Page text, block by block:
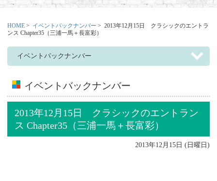
i
o
HOME > イベントバックナンバー > 2013年12月15日 クラシックのエントラ
ンス Chapter35（三浦一馬＋長富彩）
イベントバックナンバー
イベントバックナンバー
2013年12月15日 クラシックのエントラン
ス Chapter35（三浦一馬＋長富彩）
2013年12月15日 (日曜日)